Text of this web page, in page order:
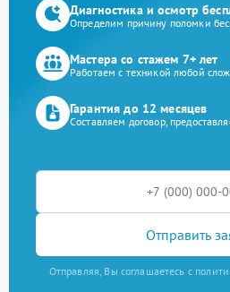
Диагностика и осмотр
Определим причину поломки
Мастера со стажем 7+ лет
Работаем с техникой любой
Гарантия до 12 месяцев
Составляем договор,
Отправить
Отправляя, Вы соглашаетесь с